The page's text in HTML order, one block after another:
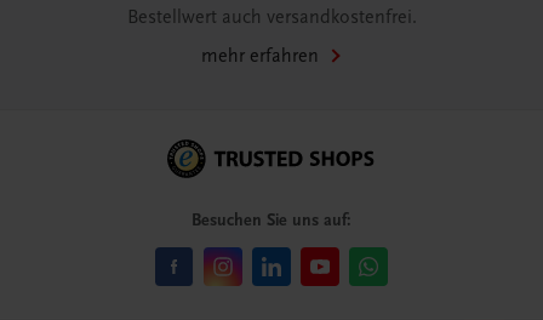
Bestellwert auch versandkostenfrei.
mehr erfahren
Besuchen Sie uns auf: